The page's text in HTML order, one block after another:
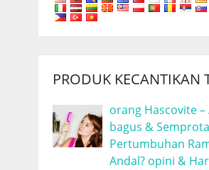
PRODUK KECANTIKAN
orang Hascovite
bagus &
Pertumbuhan
Andal? opini &